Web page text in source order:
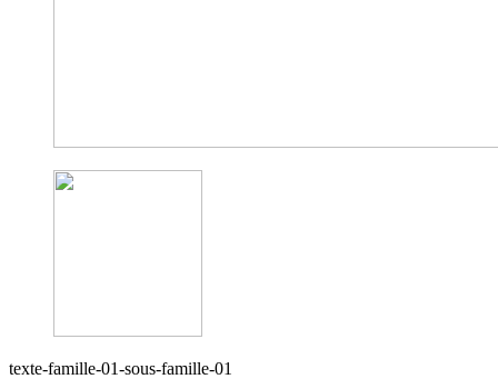
texte-famille-01-sous-famille-01